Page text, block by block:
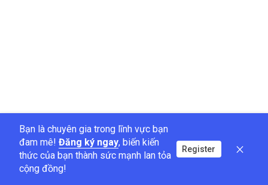
Bạn là chuyên gia trong lĩnh vực bạn
đam mê! Đăng ký ngay, biến kiến
thức của bạn thành sức mạnh lan tỏa
cộng đồng!
Register